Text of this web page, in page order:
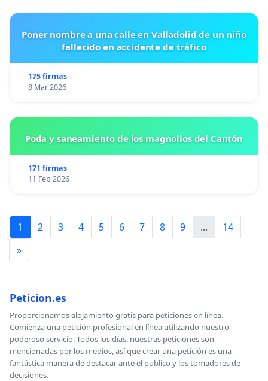
Poner nombre a una calle en Valladolid de un niño
fallecido en accidente de tráfico
175 firmas
8 Mar 2026
Poda y saneamiento de los magnolios del Cantón
171 firmas
11 Feb 2026
1 2 3 4 5 6 7 8 9 ...
14
»
Peticion.es
Proporcionamos alojamiento gratis para peticiones en línea.
Comienza una petición profesional en línea utilizando nuestro
poderoso servicio. Todos los días, nuestras peticiones son
mencionadas por los medios, así que crear una petición es una
fantástica manera de destacar ante el publico y los tomadores de
decisiones.